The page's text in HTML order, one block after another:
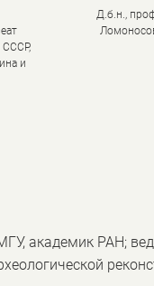
СССР,
и
Д.б.н.,
академик РАН;